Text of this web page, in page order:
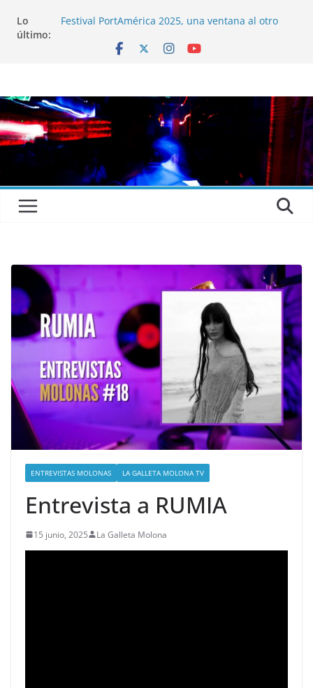
Lo
último:
Festival PortAmérica 2025, una ventana al otro
El Atlantic Fest 2025 propone un menú musical
Entrevista a RUMIA
Entrevista a mariagrep
ENTREVISTAS MOLONAS LA GALLETA MOLONA TV
Entrevista a RUMIA
15 junio, 2025 La Galleta Molona